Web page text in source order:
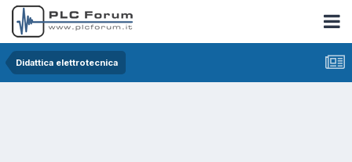
Didattica elettrotecnica